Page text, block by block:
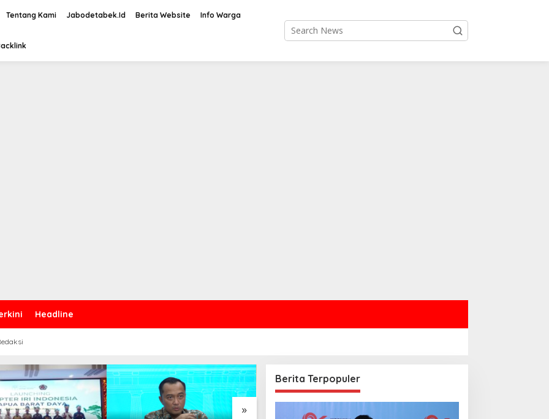
Tentang Kami Jabodetabek.Id Berita Website Info Warga
Headline
»
Berita Terpopuler